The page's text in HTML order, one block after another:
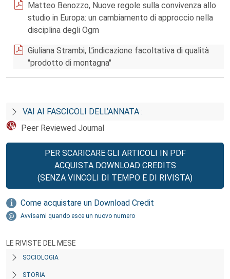
Matteo Benozzo, Nuove regole sulla convivenza allo
studio in Europa: un cambiamento di approccio nella
disciplina degli Ogm
Giuliana Strambi, L’indicazione facoltativa di qualità
"prodotto di montagna"
VAI AI FASCICOLI DELL’ANNATA :
Peer Reviewed Journal
PER SCARICARE GLI ARTICOLI IN PDF
ACQUISTA DOWNLOAD CREDITS
(SENZA VINCOLI DI TEMPO E DI RIVISTA)
Come acquistare un Download Credit
Avvisami quando esce un nuovo numero
LE RIVISTE DEL MESE
SOCIOLOGIA
STORIA